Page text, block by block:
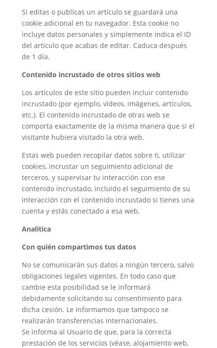
Si editas o publicas un artículo se guardará una
cookie adicional en tu navegador. Esta cookie no
incluye datos personales y simplemente indica el ID
del artículo que acabas de editar. Caduca después
de 1 día.
Contenido incrustado de otros sitios web
Los artículos de este sitio pueden incluir contenido
incrustado (por ejemplo, vídeos, imágenes, artículos,
etc.). El contenido incrustado de otras web se
comporta exactamente de la misma manera que si el
visitante hubiera visitado la otra web.
Estas web pueden recopilar datos sobre ti, utilizar
cookies, incrustar un seguimiento adicional de
terceros, y supervisar tu interacción con ese
contenido incrustado, incluido el seguimiento de su
interacción con el contenido incrustado si tienes una
cuenta y estás conectado a esa web.
Analítica
Con quién compartimos tus datos
No se comunicarán sus datos a ningún tercero, salvo
obligaciones legales vigentes. En todo caso que
cambie esta posibilidad se le informará
debidamente solicitando su consentimiento para
dicha cesión. Le informamos que tampoco se
realizarán transferencias internacionales.
Se informa al Usuario de que, para la correcta
prestación de los servicios (véase, alojamiento web,